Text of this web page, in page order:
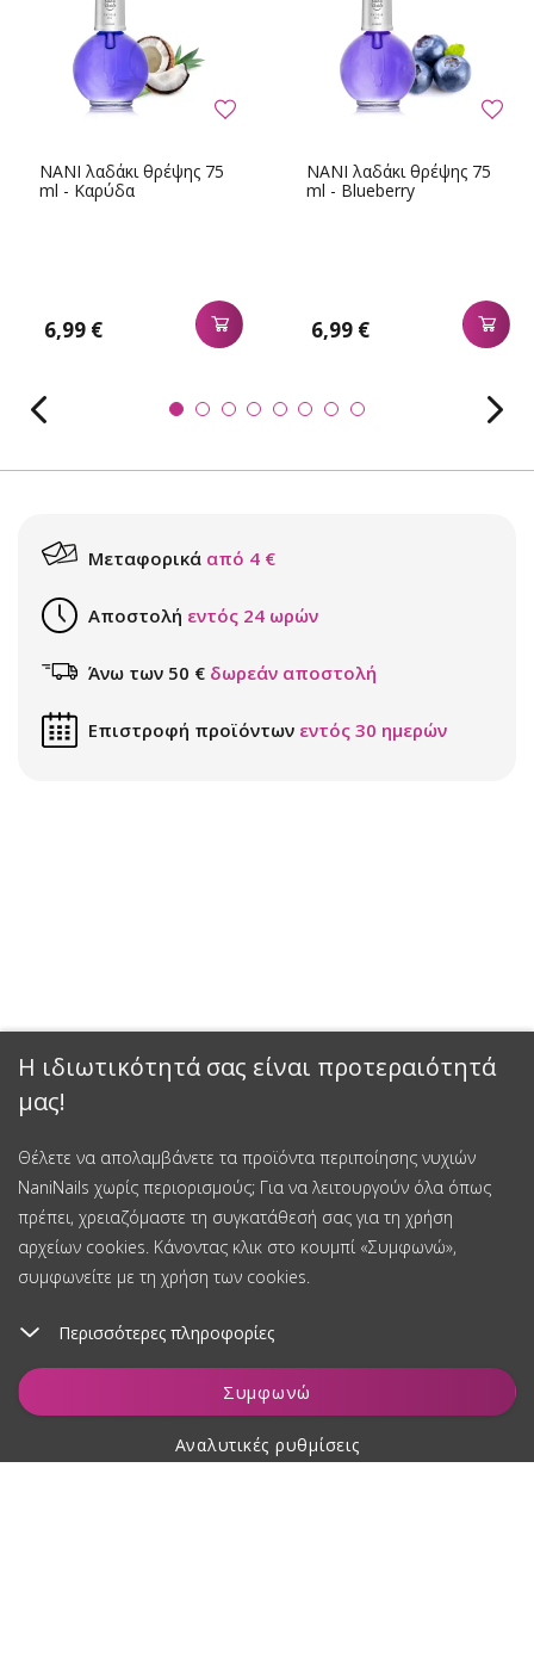
Η ιδιωτικότητά σας είναι προτεραιότητά
μας!
Θέλετε να απολαμβάνετε τα προϊόντα περιποίησης νυχιών
NaniNails χωρίς περιορισμούς; Για να λειτουργούν όλα όπως
πρέπει, χρειαζόμαστε τη συγκατάθεσή σας για τη χρήση
αρχείων cookies. Κάνοντας κλικ στο κουμπί «Συμφωνώ»,
συμφωνείτε με τη χρήση των cookies.
Περισσότερες πληροφορίες
Συμφωνώ
Αναλυτικές ρυθμίσεις
Προσθήκη στο καλάθι
NANI λαδάκι θρέψης 75
ml - Καρύδα
6,99 €
NANI λαδάκι θρέψης 75
ml - Blueberry
6,99 €
Μεταφορικά από 4 €
Αποστολή εντός 24 ωρών
Άνω των 50 € δωρεάν αποστολή
Επιστροφή προϊόντων εντός 30 ημερών